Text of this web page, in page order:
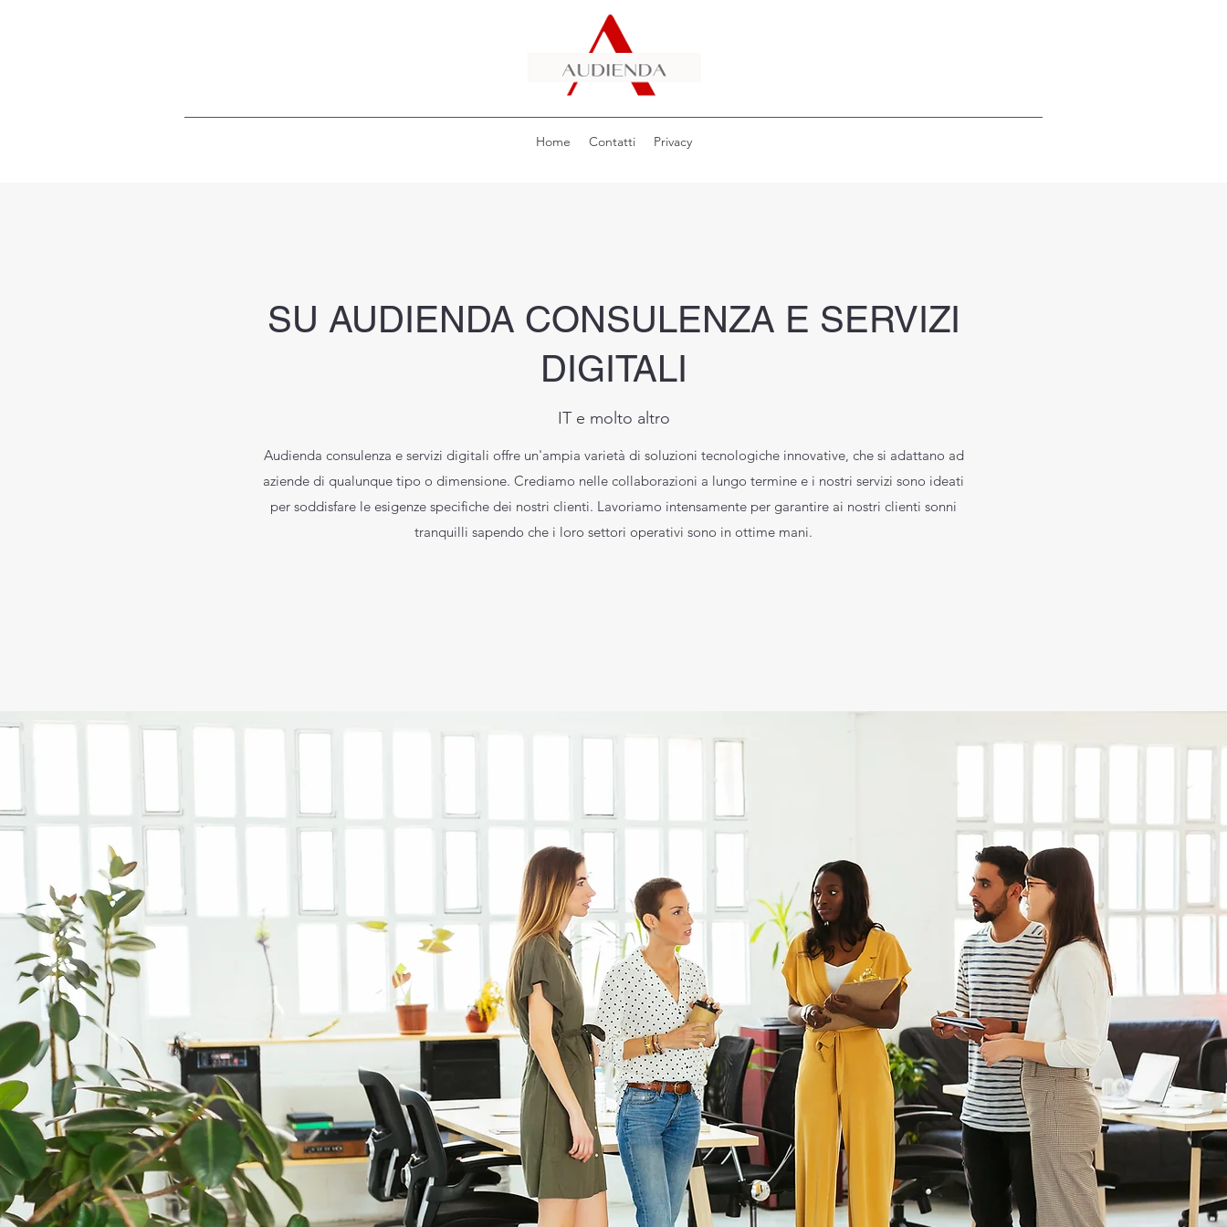
Home Contatti Privacy
SU AUDIENDA CONSULENZA E SERVIZI
DIGITALI
IT e molto altro
Audienda consulenza e servizi digitali offre un'ampia varietà di soluzioni tecnologiche innovative, che si adattano ad
aziende di qualunque tipo o dimensione. Crediamo nelle collaborazioni a lungo termine e i nostri servizi sono ideati
per soddisfare le esigenze specifiche dei nostri clienti. Lavoriamo intensamente per garantire ai nostri clienti sonni
tranquilli sapendo che i loro settori operativi sono in ottime mani.